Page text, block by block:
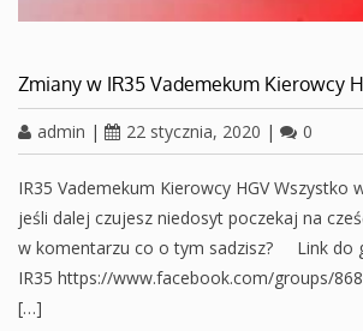
Zmiany w IR35 Vademekum Kierowcy
admin | 22 stycznia, 2020 | 0
IR35 Vademekum Kierowcy HGV Wszystko
jeśli dalej czujesz niedosyt poczekaj na
w komentarzu co o tym sadzisz? Link do
IR35 https://www.facebook.com/groups/
[…]